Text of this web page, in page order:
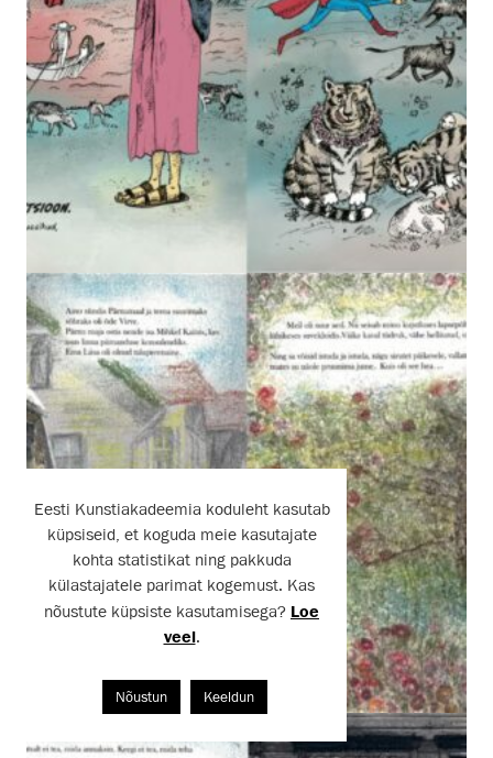
Eesti Kunstiakadeemia koduleht kasutab
küpsiseid, et koguda meie kasutajate
kohta statistikat ning pakkuda
külastajatele parimat kogemust. Kas
nõustute küpsiste kasutamisega? Loe
veel.
Nõustun Keeldun